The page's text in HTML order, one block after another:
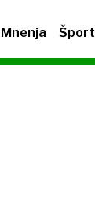
Mnenja Šport